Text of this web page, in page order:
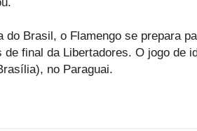
do Brasil, o Flamengo se prepara
final da Libertadores. O jogo de
no Paraguai.